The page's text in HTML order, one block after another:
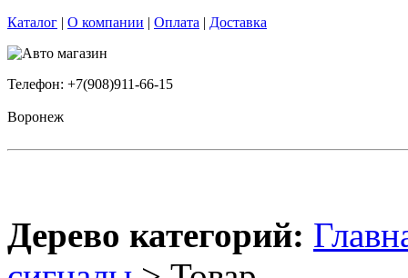
Каталог | О компании | Оплата | Доставка
Телефон: +7(908)911-66-15
Воронеж
Дерево категорий: